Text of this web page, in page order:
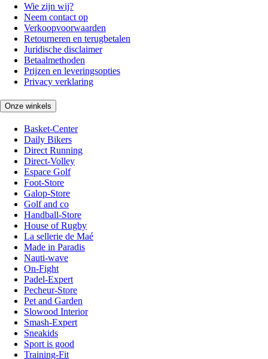
Wie zijn wij?
Neem contact op
Verkoopvoorwaarden
Retourneren en terugbetalen
Juridische disclaimer
Betaalmethoden
Prijzen en leveringsopties
Privacy verklaring
Onze winkels
Basket-Center
Daily Bikers
Direct Running
Direct-Volley
Espace Golf
Foot-Store
Galop-Store
Golf and co
Handball-Store
House of Rugby
La sellerie de Maé
Made in Paradis
Nauti-wave
On-Fight
Padel-Expert
Pecheur-Store
Pet and Garden
Slowood Interior
Smash-Expert
Sneakids
Sport is good
Training-Fit